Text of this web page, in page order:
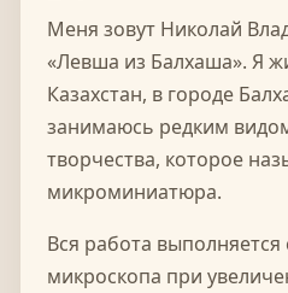
Меня зовут Николай
«Левша из Балхаша». Я
Казахстан, в городе
занимаюсь редким
творчества, которое
микроминиатюра.
Вся работа
микроскопа при